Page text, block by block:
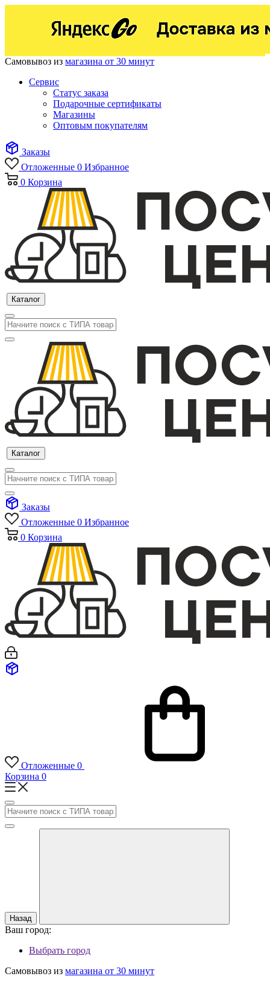
Самовывоз из магазина от 30 минут
Сервис
Статус заказа
Подарочные сертификаты
Магазины
Оптовым покупателям
Заказы
Отложенные 0 Избранное
0 Корзина
Каталог
Каталог
Заказы
Отложенные 0 Избранное
0 Корзина
Отложенные 0
Корзина 0
Назад
Ваш город:
Выбрать город
Самовывоз из магазина от 30 минут